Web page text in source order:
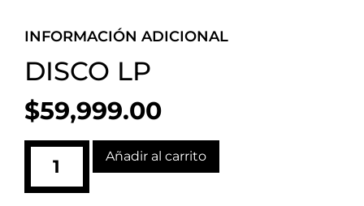
INFORMACIÓN ADICIONAL
DISCO LP
$59,999.00
Añadir al carrito